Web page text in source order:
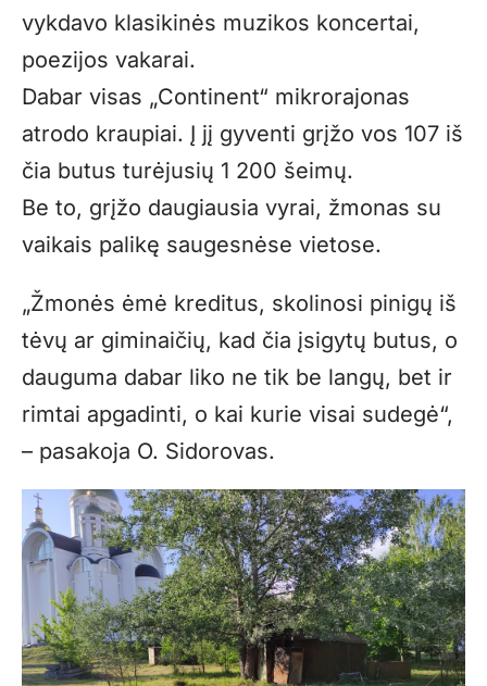
vykdavo klasikinės muzikos koncertai,
poezijos vakarai.
Dabar visas „Continent“ mikrorajonas
atrodo kraupiai. Į jį gyventi grįžo vos 107 iš
čia butus turėjusių 1 200 šeimų.
Be to, grįžo daugiausia vyrai, žmonas su
vaikais palikę saugesnėse vietose.
„Žmonės ėmė kreditus, skolinosi pinigų iš
tėvų ar giminaičių, kad čia įsigytų butus, o
dauguma dabar liko ne tik be langų, bet ir
rimtai apgadinti, o kai kurie visai sudegė“,
– pasakoja O. Sidorovas.